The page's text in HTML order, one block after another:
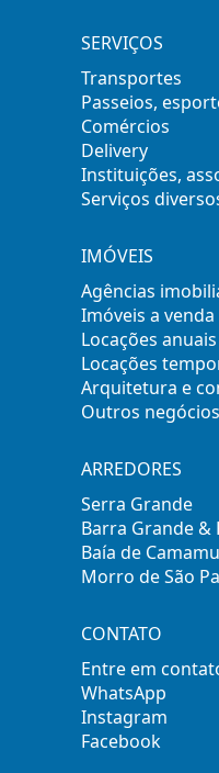
SERVIÇOS
Transportes
Passeios,
Comércios
Delivery
Instituições,
Serviços
IMÓVEIS
Agências
Imóveis a venda
Locações anuais
Locações
Arquitetura e
Outros negócios
ARREDORES
Serra Grande
Barra Grande &
Baía de Camamu
Morro de São
CONTATO
Entre em
WhatsApp
Instagram
Facebook